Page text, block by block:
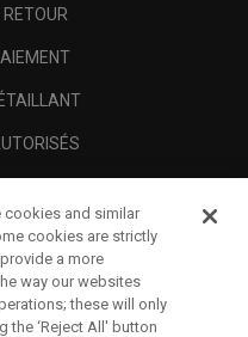
RETOUR
cookies and similar
cookies are strictly
a more
way our websites
these will only
the ‘Reject All' button